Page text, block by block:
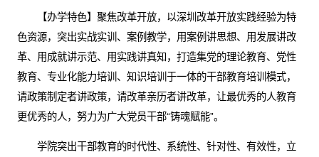
【办学特色】聚焦改革开放，以深圳改革开放实践经验为特
色资源，突出实战实训、案例教学，用案例讲思想、用发展讲改
革、用成就讲示范、用实践讲真知，打造集党的理论教育、党性
教育、专业化能力培训、知识培训于一体的干部教育培训模式，
请政策制定者讲政策，请改革亲历者讲改革，让最优秀的人教育
更优秀的人，努力为广大党员干部“铸魂赋能”。
学院突出干部教育的时代性、系统性、针对性、有效性，立